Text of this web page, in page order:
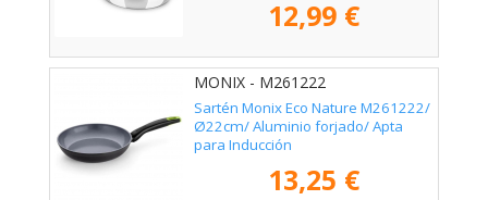
12,99 €
MONIX - M261222
Sartén Monix Eco Nature M261222/
Ø22cm/ Aluminio forjado/ Apta
para Inducción
13,25 €